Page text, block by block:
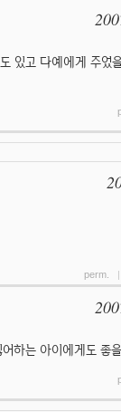
있고 다예에게 주었
perm. |
하는 아이에게도 좋